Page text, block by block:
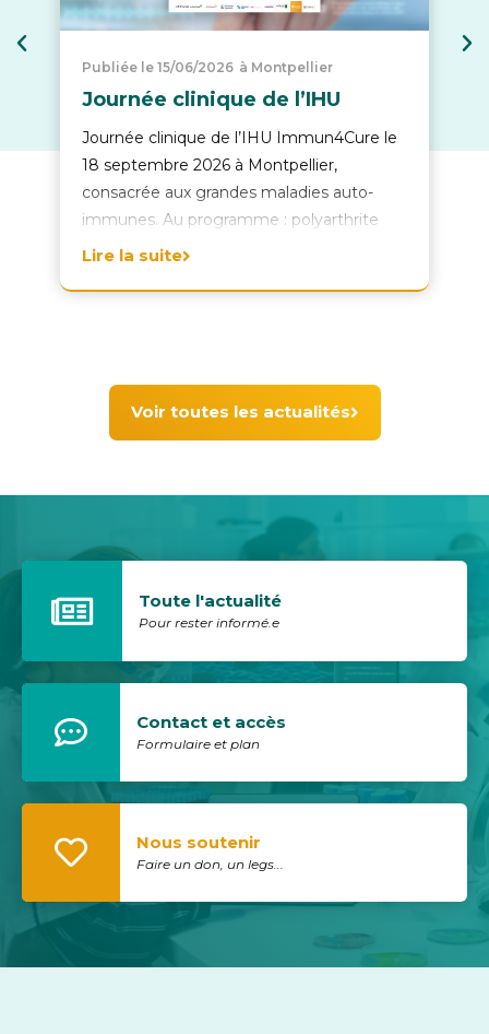
Publiée le 15/06/2026 à Montpellier
Journée clinique de l’IHU
Journée clinique de l’IHU Immun4Cure le
18 septembre 2026 à Montpellier,
consacrée aux grandes maladies auto-
immunes. Au programme : polyarthrite
rhumatoïde, lupus, sclérodermie et
Lire la suite
Voir toutes les actualités
Toute l'actualité
Pour rester informé.e
Contact et accès
Formulaire et plan
Nous soutenir
Faire un don, un legs...